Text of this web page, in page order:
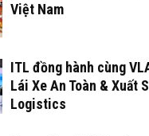
Việt Nam
ITL đồng hành cùng
Lái Xe An Toàn & Xuất
Logistics